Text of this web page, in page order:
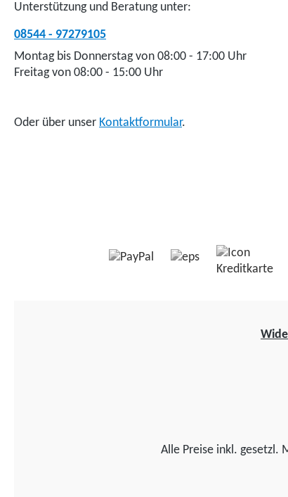
Unterstützung und Beratung unter:
08544 - 97279105
Montag bis Donnerstag von 08:00 - 17:00 Uhr
Freitag von 08:00 - 15:00 Uhr
Oder über unser Kontaktformular.
Alle Preise inkl. gesetzl.